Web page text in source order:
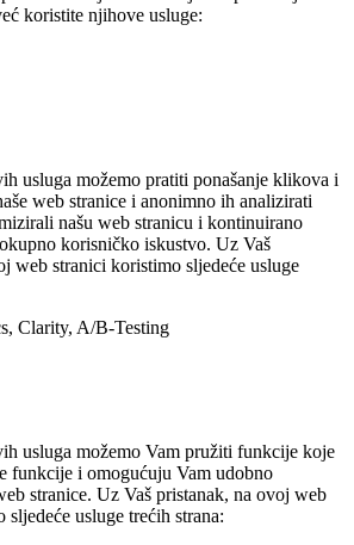
koristite njihove usluge:
usluga možemo pratiti ponašanje klikova i
web stranice i anonimno ih analizirati
našu web stranicu i kontinuirano
korisničko iskustvo. Uz Vaš
web stranici koristimo sljedeće usluge
Clarity, A/B-Testing
usluga možemo Vam pružiti funkcije koje
funkcije i omogućuju Vam udobno
stranice. Uz Vaš pristanak, na ovoj web
sljedeće usluge trećih strana: